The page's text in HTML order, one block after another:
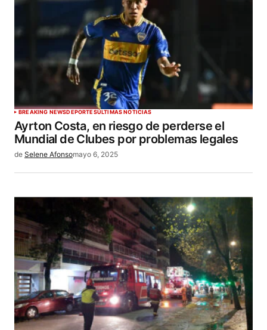
BREAKING NEWSDEPORTESÚLTIMAS NOTICIAS
Ayrton Costa, en riesgo de perderse el
Mundial de Clubes por problemas legales
de Selene Afonsomayo 6, 2025